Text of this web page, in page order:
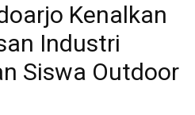
Kenalkan
Industri
Siswa Outdoor